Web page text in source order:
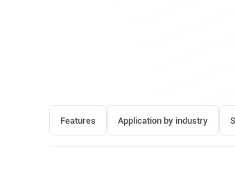
Features Application by industry